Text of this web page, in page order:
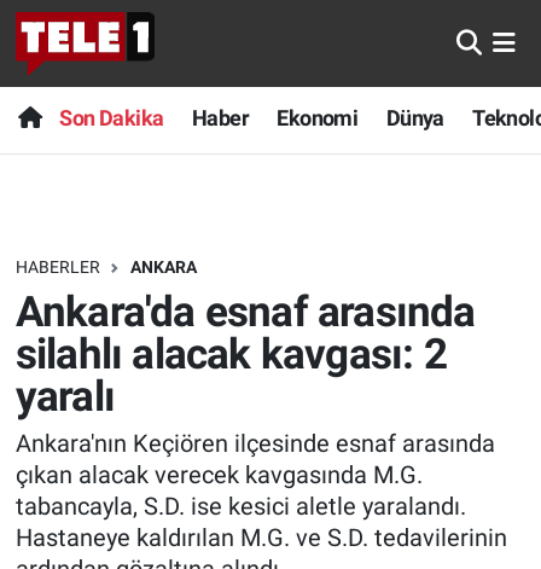
Son Dakika Haber Ekonomi Dünya
HABERLER ANKARA
Ankara'da esnaf arasında
silahlı alacak kavgası: 2
yaralı
Ankara'nın Keçiören ilçesinde esnaf arasında
çıkan alacak verecek kavgasında M.G.
tabancayla, S.D. ise kesici aletle yaralandı.
Hastaneye kaldırılan M.G. ve S.D. tedavilerinin
Anında Manşet
Başka Sohbetler
Bilim turu
Bilim ve Teknoloji Evreni
Doğa Konuşuyor
Dünya
Ege Saati
Son Dakika
Haber
Dünya
Teknoloji
Sağlık
Spor
Yayın Akışı
Nöbetçi Eczaneler
Hava Durumu
Trafik Durumu
Süper Lig Puan Durumu ve Fikstür
Tüm Manşetler
Son Dakika Haberleri
Haber Arşivi